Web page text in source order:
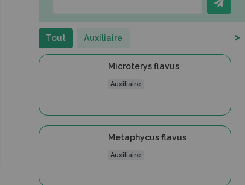
Tout Auxiliaire >
Microterys flavus
Auxiliaire
Metaphycus flavus
Auxiliaire